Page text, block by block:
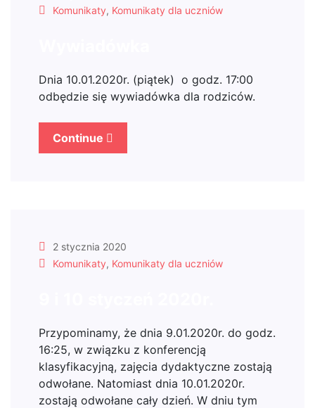
Komunikaty, Komunikaty dla uczniów
Dnia 10.01.2020r. (piątek) o godz. 17:00
odbędzie się wywiadówka dla rodziców.
Continue
2 stycznia 2020
Komunikaty, Komunikaty dla uczniów
Przypominamy, że dnia 9.01.2020r. do godz.
16:25, w związku z konferencją
klasyfikacyjną, zajęcia dydaktyczne zostają
odwołane. Natomiast dnia 10.01.2020r.
zostają odwołane cały dzień. W dniu tym